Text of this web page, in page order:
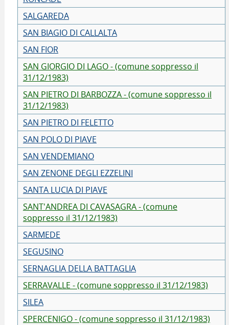
SALGAREDA
SAN BIAGIO DI CALLALTA
SAN FIOR
SAN GIORGIO DI LAGO - (comune soppresso il
31/12/1983)
SAN PIETRO DI BARBOZZA - (comune soppresso il
31/12/1983)
SAN PIETRO DI FELETTO
SAN POLO DI PIAVE
SAN VENDEMIANO
SAN ZENONE DEGLI EZZELINI
SANTA LUCIA DI PIAVE
SANT'ANDREA DI CAVASAGRA - (comune
soppresso il 31/12/1983)
SARMEDE
SEGUSINO
SERNAGLIA DELLA BATTAGLIA
SERRAVALLE - (comune soppresso il 31/12/1983)
SILEA
SPERCENIGO - (comune soppresso il 31/12/1983)